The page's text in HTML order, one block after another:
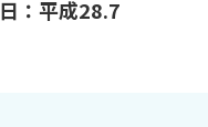
：平成28.7